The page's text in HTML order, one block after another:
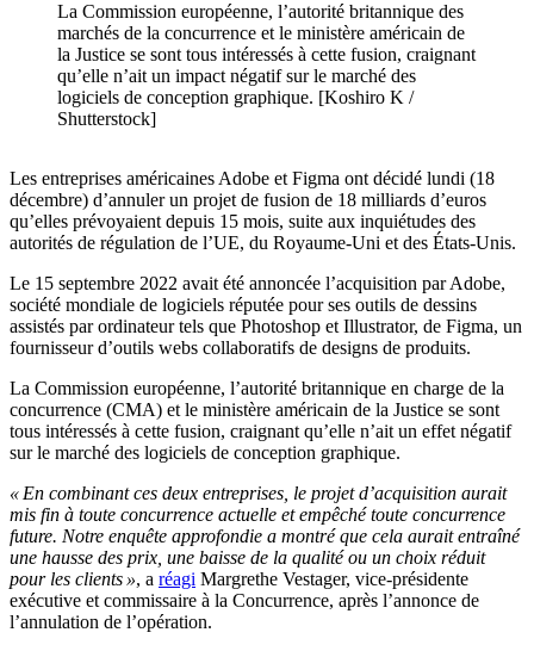
La Commission européenne, l’autorité britannique des
marchés de la concurrence et le ministère américain de
la Justice se sont tous intéressés à cette fusion, craignant
qu’elle n’ait un impact négatif sur le marché des
logiciels de conception graphique. [Koshiro K /
Shutterstock]
Les entreprises américaines Adobe et Figma ont décidé lundi (18
décembre) d’annuler un projet de fusion de 18 milliards d’euros
qu’elles prévoyaient depuis 15 mois, suite aux inquiétudes des
autorités de régulation de l’UE, du Royaume-Uni et des États-Unis.
Le 15 septembre 2022 avait été annoncée l’acquisition par Adobe,
société mondiale de logiciels réputée pour ses outils de dessins
assistés par ordinateur tels que Photoshop et Illustrator, de Figma, un
fournisseur d’outils webs collaboratifs de designs de produits.
La Commission européenne, l’autorité britannique en charge de la
concurrence (CMA) et le ministère américain de la Justice se sont
tous intéressés à cette fusion, craignant qu’elle n’ait un effet négatif
sur le marché des logiciels de conception graphique.
« En combinant ces deux entreprises, le projet d’acquisition aurait
mis fin à toute concurrence actuelle et empêché toute concurrence
future. Notre enquête approfondie a montré que cela aurait entraîné
une hausse des prix, une baisse de la qualité ou un choix réduit
pour les clients », a réagi Margrethe Vestager, vice-présidente
exécutive et commissaire à la Concurrence, après l’annonce de
l’annulation de l’opération.